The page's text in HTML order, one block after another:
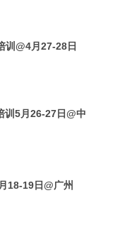
训@4月27-28日
训5月26-27日@中
18-19日@广州